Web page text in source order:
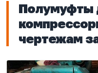
Полумуфты
чертежам